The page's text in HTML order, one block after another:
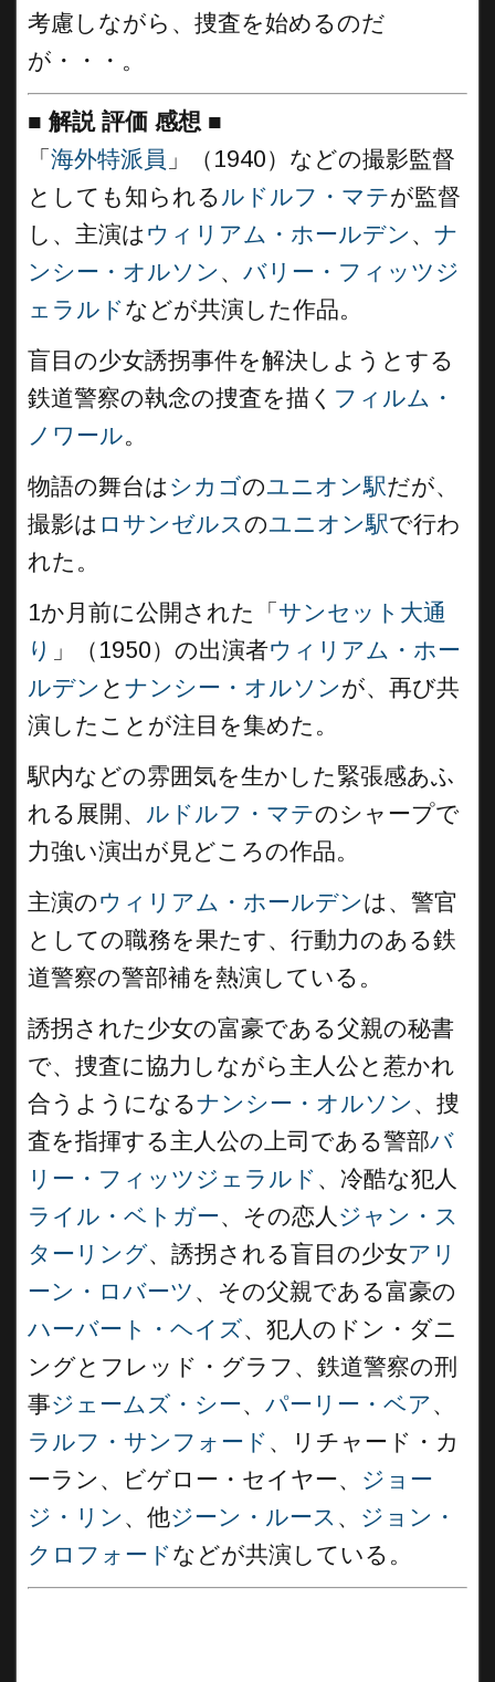
考慮しながら、捜査を始めるのだ
が・・・。
■ 解説 評価 感想 ■
「 海外特派員 」（1940）などの撮影監督
としても知られるルドルフ・マテが監督
し、主演はウィリアム・ホールデン 、 ナ
ンシー・オルソン 、 バリー・フィッツジ
ェラルドなどが共演した作品。
盲目の少女誘拐事件を解決しようとする
鉄道警察の執念の捜査を描く フィルム・
ノワール。
物語の舞台はシカゴのユニオン駅だが、
撮影は ロサンゼルスのユニオン駅で行わ
れた。
1か月前に公開された「 サンセット大通
り 」（1950）の出演者ウィリアム・ホー
ルデン と ナンシー・オルソンが、再び共
演したことが注目を集めた。
駅内などの雰囲気を生かした緊張感あふ
れる展開、 ルドルフ・マテのシャープで
力強い演出が見どころの作品。
主演のウィリアム・ホールデンは、警官
としての職務を果たす、行動力のある鉄
道警察の警部補を熱演している。
誘拐された少女の富豪である父親の秘書
で、捜査に協力しながら主人公と惹かれ
合うようになるナンシー・オルソン 、捜
査を指揮する主人公の上司である警部バ
リー・フィッツジェラルド 、冷酷な犯人
ライル・ベトガー、その恋人 ジャン・ス
ターリング、誘拐される盲目の少女アリ
ーン・ロバーツ 、その父親である富豪の
ハーバート・ヘイズ、犯人のドン・ダニ
ングとフレッド・グラフ、鉄道警察の刑
事ジェームズ・シー、 パーリー・ベア、
ラルフ・サンフォード 、リチャード・カ
ーラン、ビゲロー・セイヤー、 ジョー
ジ・リン 、他ジーン・ルース 、 ジョン・
クロフォードなどが共演している。